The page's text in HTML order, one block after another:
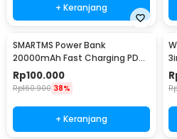
+ Keranjang
SMARTMS Power Bank
20000mAh Fast Charging PD
3in1 Cable USB Type C 20W -
PB41
Rp100.000
Rp160.900 38%
+ Keranjang